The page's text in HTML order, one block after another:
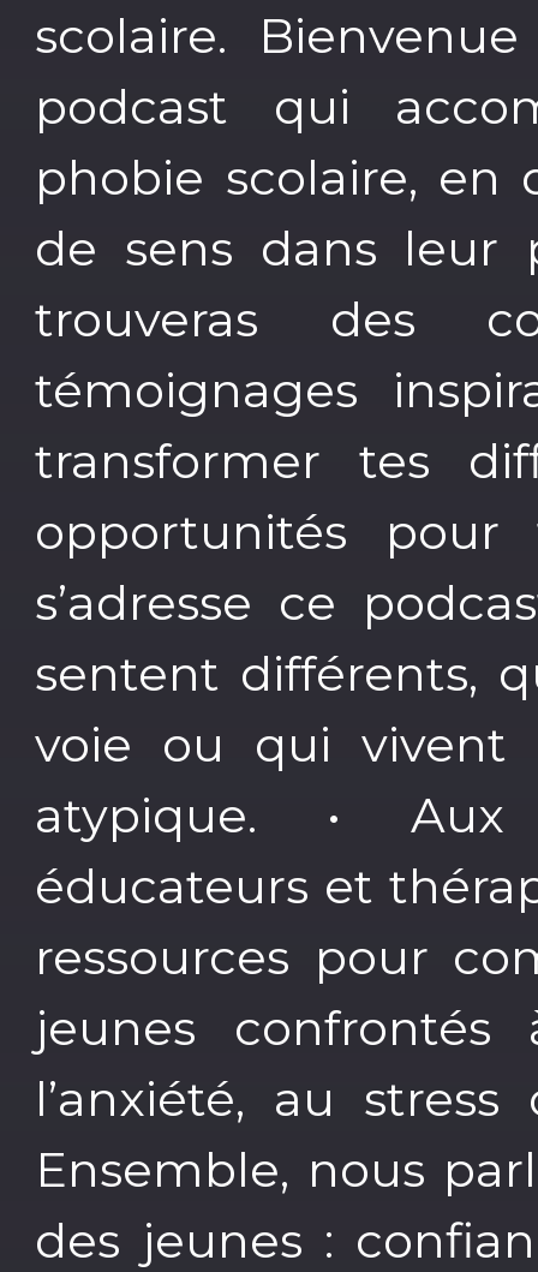
scolaire.
podcast qui
phobie scolaire, en
de sens dans leur
trouveras des
témoignages
transformer tes
opportunités
s’adresse ce
sentent différents,
voie ou qui vivent
atypique. • Aux
éducateurs et
ressources pour
jeunes
l’anxiété, au
Ensemble, nous
des jeunes :